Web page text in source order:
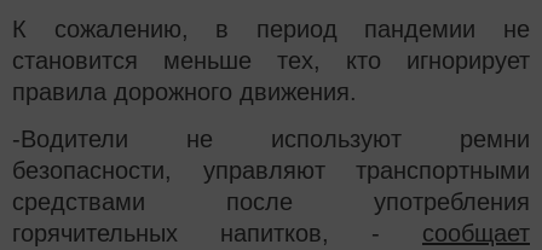
К сожалению, в период пандемии не
становится меньше тех, кто игнорирует
правила дорожного движения.
-Водители не используют ремни
безопасности, управляют транспортными
средствами после употребления
горячительных напитков, - сообщает